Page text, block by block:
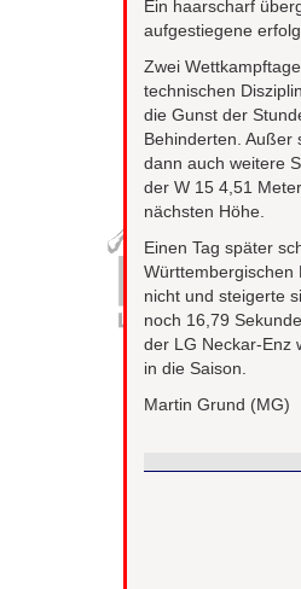
Ein haarscharf
aufgestiegene
Zwei
technischen
die Gunst der
Behinderten. Außer
dann auch weitere
der W 15 4,51
nächsten Höhe.
Einen Tag später
Württembergischen
nicht und steigerte
noch 16,79
der LG Neckar-Enz
in die Saison.
Martin Grund (MG)